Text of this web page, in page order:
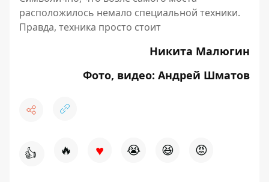
расположилось немало специальной техники.
Правда, техника просто стоит
Никита Малюгин
Фото, видео: Андрей Шматов
👍 🔥 ♥ 😭 😆 😡